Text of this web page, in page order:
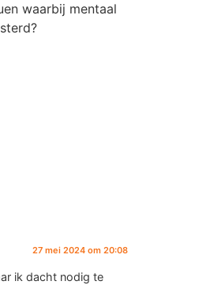
waarbij mentaal
27 mei 2024 om 20:08
ik dacht nodig te